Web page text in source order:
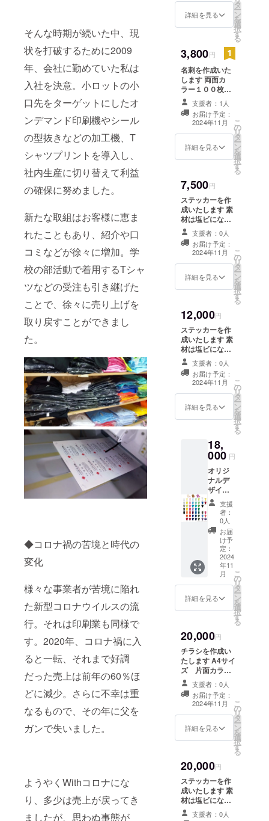
そんな時期が続いた中、現
状を打破するために2009
年、会社に勤めていた私は
入社を決意。小ロットの小
口先をターゲットにしたオ
ンデマンド印刷機やシール
の型抜きなどの加工機、T
シャツプリントを導入し、
社内生産に切り替えて利益
の確保に努めました。
新たな取組はお客様に恵ま
れたこともあり、紹介や口
コミなどが徐々に増加。学
校の部活動で着用するTシャ
ツなどの受注も引き継げた
ことで、徐々に売り上げを
取り戻すことができまし
た。
◆コロナ禍の苦境と時代の
変化
様々な事業者が苦境に陥れ
た新型コロナウイルスの流
行。それは印刷業も同様で
す。2020年、コロナ禍に入
ると一転、それまで好調
だった売上は前年の60％ほ
どに減少。さらに不幸は重
なるもので、その年に父を
ガンで失いました。
ようやくWithコロナにな
り、多少は売上が戻ってき
ましたが、思わぬ事態が
るTシャ
ツで
やざき
犬使用
許可 第
280022
号
ださい
５．３
oz 鹿
０％・
ポリエ
ステル
４０％
吸水速
乾・消
臭・紫
外線遮
蔽 みや
ざき犬
使用許
詳細を見る
タ
ー
ン
を
選
択
す
る
3,800円
名刺を作成いた
します 両面カ
ラー１００枚１
セットになりま
す 備考欄に必要
な情報をお書き
ください 特に名
前、住所、電話
番号、会社名
また、ロゴや画
像の受け渡しに
ついては、プロ
ジェクト終了後
にお送りする
メールをご確認
ください メール
にて校正をお送
りいたします
支援者：1人
お届け予定：
2024年11月
詳細を見る
こ
の
リ
タ
ー
ン
を
選
択
す
る
7,500円
ステッカーを作
成いたします 素
材は塩ビになり
ます 屋外に貼
れます カラー10
枚１セットにな
ります サイズは
10cm*10cm以
内のフリーカッ
トになります 備
さい 特に名前、
住所、電話番
号、会社名など
入れたいものを
教えてください
事業内容もあれ
ば合わせてデザ
インいたします
また、ロゴや画
像の受け渡しに
ついては、プロ
ジェクト終了後
メールをご確認
ください メール
にて校正をお送
りいたします
支援者：0人
お届け予定：
2024年11月
詳細を見る
こ
の
リ
タ
ー
ン
を
選
択
す
る
12,000円
ステッカーを作
成いたします 素
材は塩ビになり
ます 屋外に貼
れます カラー50
枚１セットにな
ります サイズは
10cm*10cm以
内のフリーカッ
トになります 備
さい 特に名前、
住所、電話番
入れたいものを
教えてください
事業内容もあれ
ば合わせてデザ
インいたします
また、ロゴや画
像の受け渡しに
ついては、プロ
ジェクト終了後
にお送りする
メールをご確認
ください メール
りいたします
支援者：0人
お届け予定：
2024年11月
詳細を見る
こ
の
リ
タ
ー
ン
を
選
択
す
る
18,
000 円
オリジ
ナルデ
ザインT
シャツ
を作成
いたし
ます １
色１箇
所プリ
ント１
０枚１
セット
になり
ます T
シャツ
ツ（ポ
テル
100％）
のもの
になり
ます 版
代も込
おりま
す 備考
報をお
書きく
ださい
Tシャツ
の色・
プリン
支援
者：
0人
お届
け予
定：
2024
年11
月
詳細を見る
こ
の
リ
タ
ー
ン
を
選
択
す
る
20,000円
チラシを作成い
たします A4サイ
ズ 片面カラー
1000枚１セット
になります 備考
欄に必要な情報
をお書きくださ
い 特に名前、住
所、電話番号、
たします また、
ロゴや画像の受
け渡しについて
は、プロジェク
ト終了後にお送
りするメールを
支援者：0人
お届け予定：
2024年11月
詳細を見る
こ
の
リ
タ
ー
ン
を
選
択
す
る
20,000円
ステッカーを作
成いたします 素
材は塩ビになり
ます 屋外に貼
支援者：0人